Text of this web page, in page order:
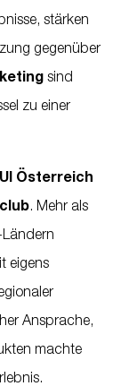
stärken
gegenüber
sind
zu einer
Österreich
. Mehr als
Ländern
eigens
Ansprache,
machte